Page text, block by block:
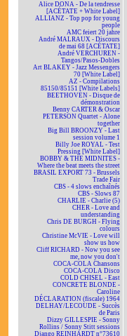
Alice DONA - De la tendresse
[ACÉTATE + White Label]
ALLIANZ - Top pop for young
people
AMC feiert 20 jahre
André MALRAUX - Discours
de mai 68 [ACÉTATE]
André VERCHUREN -
Tangos/Pasos-Dobles
Art BLAKEY - Jazz Messengers
70 [White Label]
AZ - Compilations
85150/85151 [White Labels]
BEETHOVEN - Disque de
démonstration
Benny CARTER & Oscar
PETERSON Quartet - Alone
together
Big Bill BROONZY - Last
session volume 1
Billy Joe ROYAL - Test
Pressing [White Label]
BOBBY & THE MIDNITES -
Where the beat meets the street
BRASIL EXPORT 73 - Brussels
Trade Fair
CBS - 4 slows enchaînés
CBS - Slows 87
CHARLIE - Charlie (5)
CHER - Love and
understanding
Chris DE BURGH - Flying
colours
Christine McVIE - Love will
show us how
Cliff RICHARD - Now you see
me, now you don't
COCA-COLA Chansons
COCA-COLA Disco
COLD CHISEL - East
CONCRETE BLONDE -
Caroline
DÉCLARATION (fiscale) 1964
DELHAY/LECOUDE - Succès
de Paris
Dizzy GILLESPIE - Sonny
Rollins / Sonny Stitt sessions
Django REINHARDT n°73610